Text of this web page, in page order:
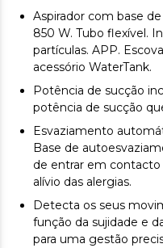
Aspirador com base
850 W. Tubo flexível.
partículas. APP.
acessório WaterTank.
Potência de sucção
potência de sucção
Esvaziamento
Base de
de entrar em contacto
alívio das alergias.
Detecta os seus
função da sujidade e
para uma gestão